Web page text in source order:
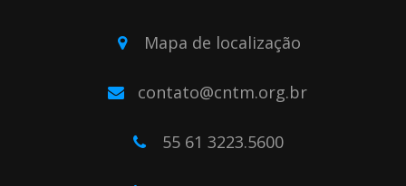
Mapa de localização
contato@cntm.org.br
55 61 3223.5600